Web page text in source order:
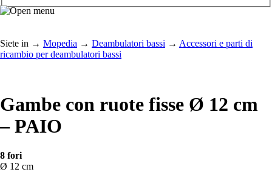
Siete in → Mopedia → Deambulatori bassi → Accessori e parti di
ricambio per deambulatori bassi
Gambe con ruote fisse Ø 12 cm
– PAIO
8 fori
Ø 12 cm